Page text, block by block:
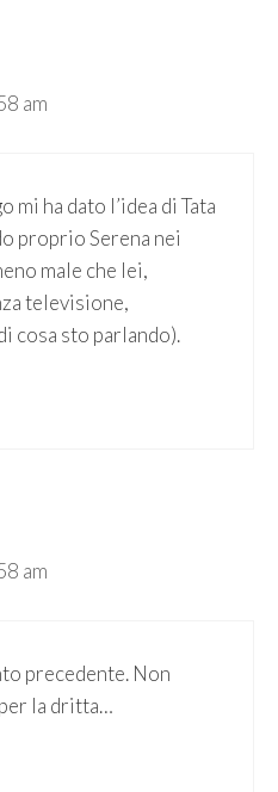
am
ha dato l’idea di Tata
proprio Serena nei
male che lei,
televisione,
cosa sto parlando).
am
precedente. Non
la dritta…